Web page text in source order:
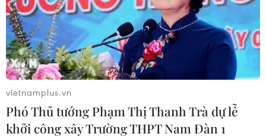
07/08/2026 07:34
Tây Ninh thúc đẩy bình dân học vụ
số, tạo động lực phát triển kinh tế số
07/08/2026 07:17
vietnamplus.vn
Phó Thủ tướng Phạm Thị Thanh Trà dự lễ
khởi công xây Trường THPT Nam Đàn 1